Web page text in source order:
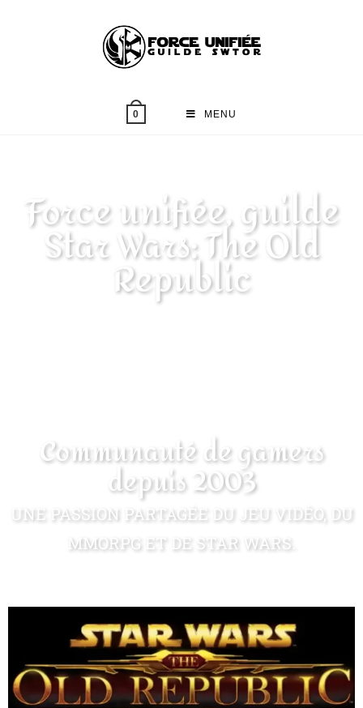
0 MENU
Force unifiée, guilde
Star Wars: The Old
Republic
Communauté de gamers
depuis 2003
UNE PASSION PARTAGÉE DU JEU VIDÉO, DU
MMORPG ET DE STAR WARS.